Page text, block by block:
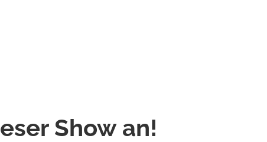
Show an!